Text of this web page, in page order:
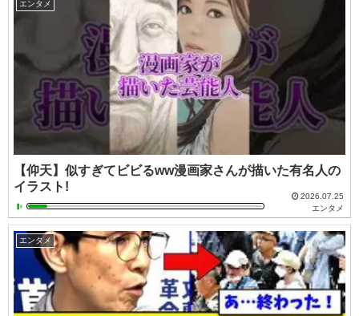
エンタメ
【仰天】似すぎてビビるww漫画家さんが描いた有名人の
イラスト!
2026.07.25
エンタメ
エンタメ